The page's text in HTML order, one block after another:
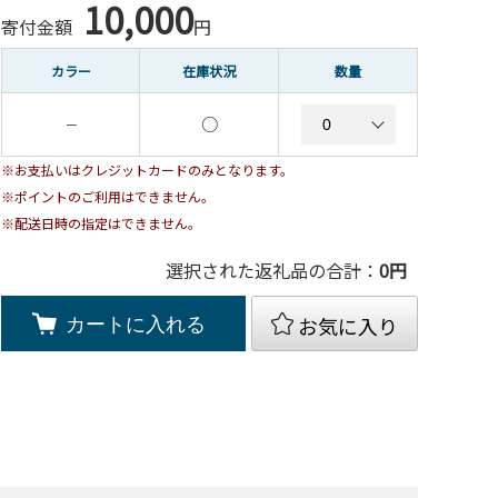
寄付金額 10,000円
カラー 在庫状況 数量
－ ○
※お支払いはクレジットカードのみとなります。
※ポイントのご利用はできません。
※配送日時の指定はできません。
選択された返礼品の合計： 0円
カートに入れる お気に入り